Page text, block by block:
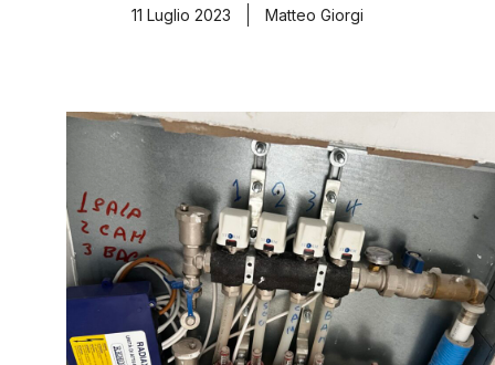
11 Luglio 2023
Matteo Giorgi